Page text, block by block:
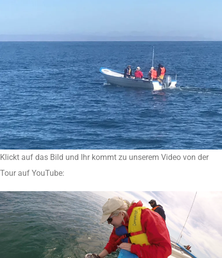
Klickt auf das Bild und Ihr kommt zu unserem Video von der
Tour auf YouTube: